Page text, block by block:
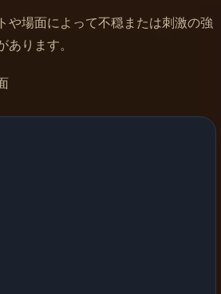
や場面によって不穏または刺激の強
ります。